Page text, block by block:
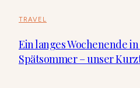
TRAVEL
Ein langes Wochenende
Spätsommer – unser